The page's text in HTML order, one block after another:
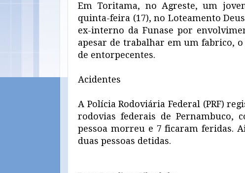
Em Toritama, no Agreste, um
quinta-feira (17), no Loteamento
ex-interno da Funase por
apesar de trabalhar em um fabrico,
de entorpecentes.
Acidentes
A Polícia Rodoviária Federal (PRF)
rodovias federais de Pernambuco,
pessoa morreu e 7 ficaram feridas.
duas pessoas detidas.